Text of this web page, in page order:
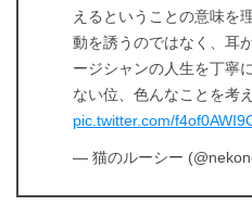
えるということの意味を
動を誘うのではなく、耳
ージシャンの人生を丁寧
ない位、色んなことを考
pic.twitter.com/
— 猫のルーシー